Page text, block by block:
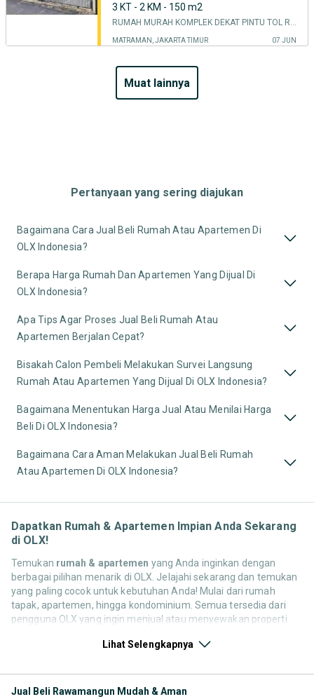
3 KT - 2 KM - 150 m2
RUMAH MURAH KOMPLEK DEKAT PINTU TOL RAWAMANGUN
MATRAMAN, JAKARTA TIMUR 07 JUN
muat lainnya
Pertanyaan yang sering diajukan
Bagaimana Cara Jual Beli Rumah Atau Apartemen Di
OLX Indonesia?
Berapa Harga Rumah Dan Apartemen Yang Dijual Di
OLX Indonesia?
Apa Tips Agar Proses Jual Beli Rumah Atau
Apartemen Berjalan Cepat?
Bisakah Calon Pembeli Melakukan Survei Langsung
Rumah Atau Apartemen Yang Dijual Di OLX Indonesia?
Bagaimana Menentukan Harga Jual Atau Menilai Harga
Beli Di OLX Indonesia?
Bagaimana Cara Aman Melakukan Jual Beli Rumah
Atau Apartemen Di OLX Indonesia?
Dapatkan Rumah & Apartemen Impian Anda Sekarang
di OLX!
Temukan rumah & apartemen yang Anda inginkan dengan
berbagai pilihan menarik di OLX. Jelajahi sekarang dan temukan
yang paling cocok untuk kebutuhan Anda! Mulai dari rumah
tapak, apartemen, hingga kondominium. Semua tersedia dari
pengguna OLX yang ingin menjual atau menyewakan properti
tersedia untuk Anda sekarang!Lihat Selengkapnya
Jual Beli Rawamangun Mudah & Aman